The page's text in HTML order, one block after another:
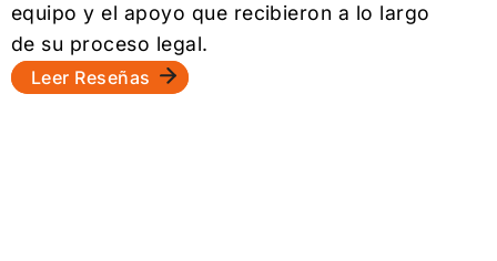
equipo y el apoyo que recibieron a lo largo
de su proceso legal.
Leer Reseñas